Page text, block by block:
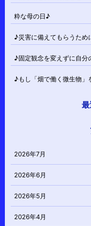
粋な母の日♪
♪災害に備えてもらうため
♪固定観念を変えずに自分
♪もし「畑で働く微生物」
最
2026年7月
2026年6月
2026年5月
2026年4月